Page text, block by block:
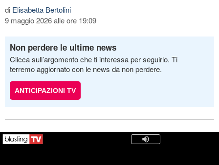
di Elisabetta Bertolini
9 maggio 2026 alle ore 19:09
Non perdere le ultime news
Clicca sull’argomento che ti interessa per seguirlo. Ti
terremo aggiornato con le news da non perdere.
ANTICIPAZIONI TV